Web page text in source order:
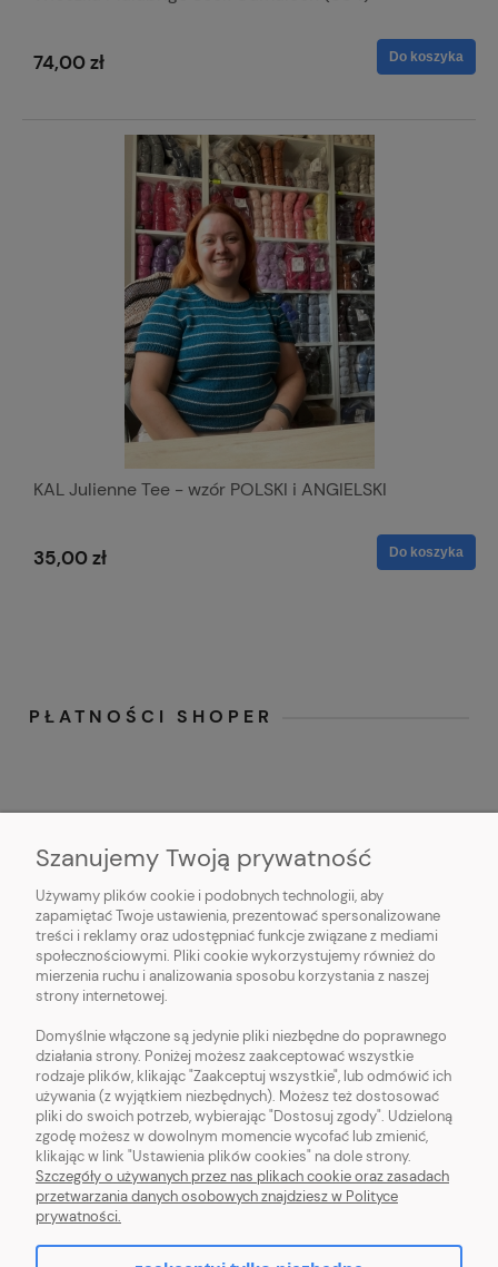
74,00 zł Do koszyka
KAL Julienne Tee - wzór POLSKI i ANGIELSKI
35,00 zł Do koszyka
PŁATNOŚCI SHOPER
O NAS
OBSŁUGA KLIENTA
MOJE KONTO
Sklep z włóczką. Internetowa pasmanteria. Włóczki wełniane. Włóczki
bawełniane. Tanie włóczki. Włóczki ręcznie farbowane.
Szanujemy Twoją prywatność
Używamy plików cookie i podobnych technologii, aby
zapamiętać Twoje ustawienia, prezentować spersonalizowane
treści i reklamy oraz udostępniać funkcje związane z mediami
społecznościowymi. Pliki cookie wykorzystujemy również do
mierzenia ruchu i analizowania sposobu korzystania z naszej
strony internetowej.
Domyślnie włączone są jedynie pliki niezbędne do poprawnego
działania strony. Poniżej możesz zaakceptować wszystkie
rodzaje plików, klikając "Zaakceptuj wszystkie", lub odmówić ich
używania (z wyjątkiem niezbędnych). Możesz też dostosować
pliki do swoich potrzeb, wybierając "Dostosuj zgody". Udzieloną
zgodę możesz w dowolnym momencie wycofać lub zmienić,
klikając w link "Ustawienia plików cookies" na dole strony.
Szczegóły o używanych przez nas plikach cookie oraz zasadach
przetwarzania danych osobowych znajdziesz w Polityce
prywatności.